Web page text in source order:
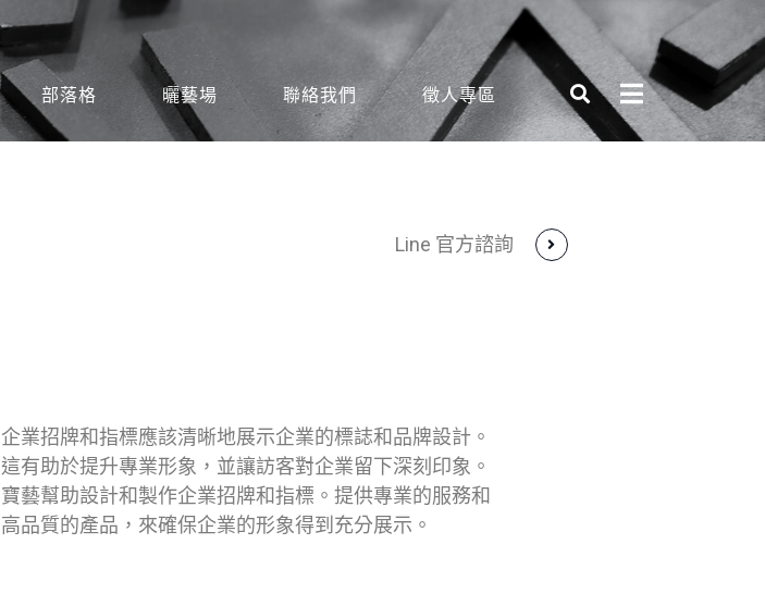
部落格 曬藝場 聯絡我們 徵人專區
Line 官方諮詢
企業招牌和指標應該清晰地展示企業的標誌和品牌設計。
這有助於提升專業形象，並讓訪客對企業留下深刻印象。
寶藝幫助設計和製作企業招牌和指標。提供專業的服務和
高品質的產品，來確保企業的形象得到充分展示。